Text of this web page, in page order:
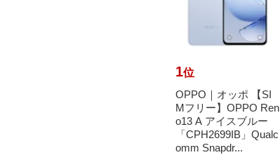
1位
OPPO｜オッポ 【SI
Mフリー】OPPO Ren
o13 A アイスブルー
「CPH2699IB」Qualc
omm Snapdr...